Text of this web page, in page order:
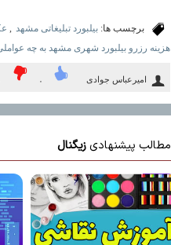
برچسب ها:بیلبورد تبلیغاتی مشهد ,
هزینه رزرو بیلبورد شهری مشهد به چه
امیرعباس جوادی ۰